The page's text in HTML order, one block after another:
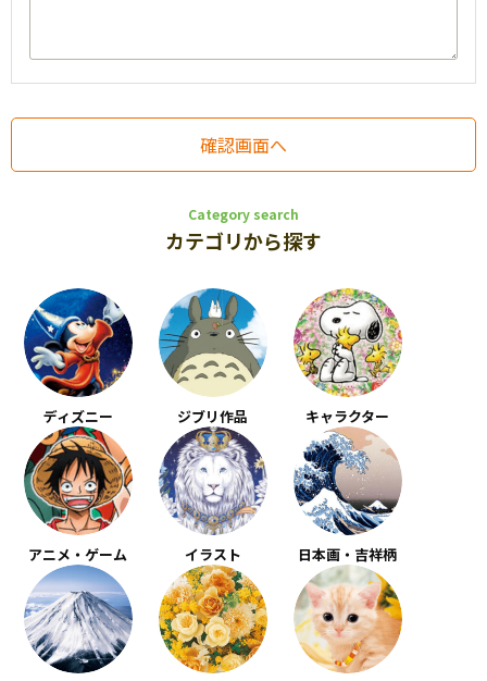
Category search
カテゴリから探す
ディズニー ジブリ作品 キャラクター
アニメ・ゲーム イラスト 日本画・吉祥柄